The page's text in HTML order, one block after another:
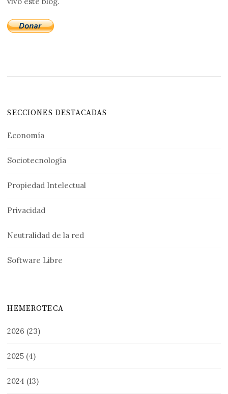
SECCIONES DESTACADAS
Economía
Sociotecnología
Propiedad Intelectual
Privacidad
Neutralidad de la red
Software Libre
HEMEROTECA
2026 (23)
2025 (4)
2024 (13)